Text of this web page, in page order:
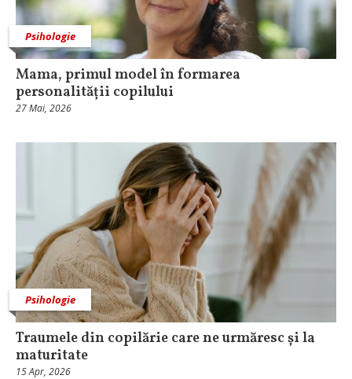
Psihologie
Mama, primul model în formarea
personalității copilului
27 Mai, 2026
Psihologie
Traumele din copilărie care ne urmăresc și la
maturitate
15 Apr, 2026